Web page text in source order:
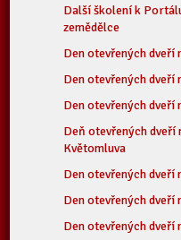
Další školení k
zemědělce
Den otevřených dveří
Den otevřených dveří
Den otevřených
Deň otevřených dveří
Květomluva
Den otevřených dveří
Den otevřených
Den otevřených dveří